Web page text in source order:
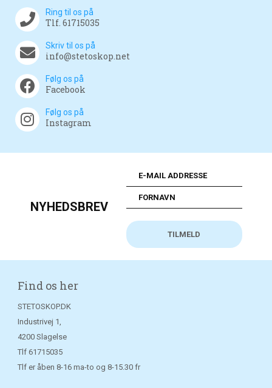
Ring til os på
Tlf. 61715035
Skriv til os på
info@stetoskop.net
Følg os på
Facebook
Følg os på
Instagram
NYHEDSBREV
Find os her
STETOSKOP.DK
Industrivej 1,
4200 Slagelse
Tlf 61715035
Tlf er åben 8-16 ma-to og 8-15.30 fr